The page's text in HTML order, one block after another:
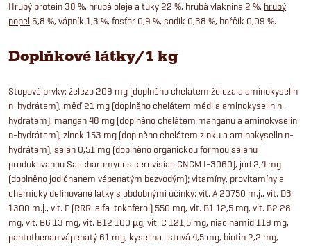
Hrubý protein 38 %, hrubé oleje a tuky 22 %, hrubá vláknina 2 %, hrubý
popel 6,8 %, vápník 1,3 %, fosfor 0,9 %, sodík 0,38 %, hořčík 0,09 %.
Doplňkové látky/1 kg
Stopové prvky: železo 209 mg (doplněno chelátem železa a aminokyselin
n-hydrátem), měď 21 mg (doplněno chelátem mědi a aminokyselin n-
hydrátem), mangan 48 mg (doplněno chelátem manganu a aminokyselin
n-hydrátem), zinek 153 mg (doplněno chelátem zinku a aminokyselin n-
hydrátem), selen 0,51 mg (doplněno organickou formou selenu
produkovanou Saccharomyces cerevisiae CNCM I-3060), jód 2,4 mg
(doplněno jodičnanem vápenatým bezvodým); vitamíny, provitamíny a
chemicky definované látky s obdobnými účinky: vit. A 20750 m.j., vit. D3
1300 m.j., vit. E (RRR-alfa-tokoferol) 550 mg, vit. B1 12,5 mg, vit. B2 28
mg, vit. B6 13 mg, vit. B12 100 µg, vit. C 121,5 mg, niacinamid 119 mg,
pantothenan vápenatý 61 mg, kyselina listová 4,5 mg, biotin 2,2 mg,